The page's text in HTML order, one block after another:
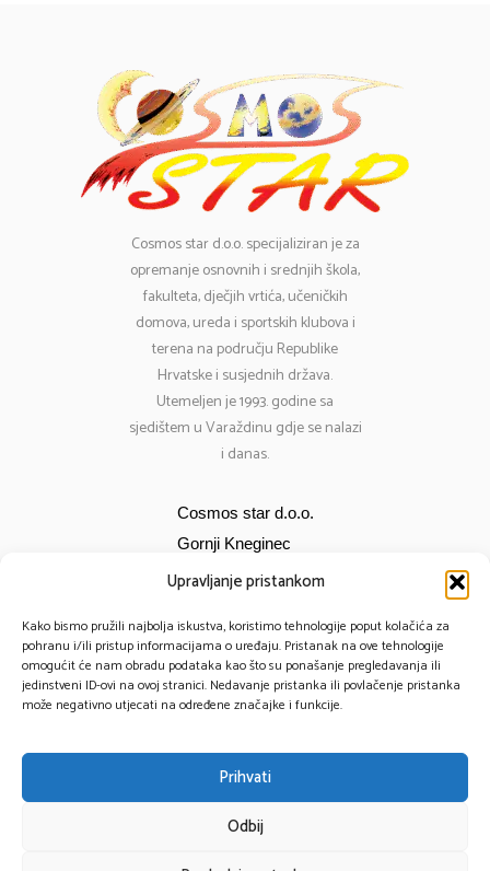
Upravljanje pristankom
Kako bismo pružili najbolja iskustva, koristimo tehnologije poput kolačića za
pohranu i/ili pristup informacijama o uređaju. Pristanak na ove tehnologije
omogućit će nam obradu podataka kao što su ponašanje pregledavanja ili
jedinstveni ID-ovi na ovoj stranici. Nedavanje pristanka ili povlačenje pristanka
može negativno utjecati na određene značajke i funkcije.
Prihvati
Odbij
Cosmosstar d.o.o. specijaliziran je za
opremanje osnovnih i srednjih škola,
fakulteta, dječjih vrtića, učeničkih
domova, ureda i sportskih klubova i
terena na području Republike
Hrvatske i susjednih država.
Utemeljen je 1993. godine sa
sjedištem u Varaždinu gdje se nalazi
i danas.
Cosmos star d.o.o.
Gornji Kneginec
Bana Jelačića 12
Tel: 098 284 634
091 430 1093
© 2025 – Cosmos Star All Rights Reserved.
Powered by TomTech